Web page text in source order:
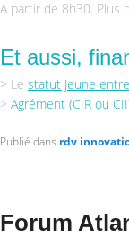
A partir de 8h30. Plus
Et aussi,
> Le statut Jeune
> Agrément (CIR ou
Publié dans rdv
Forum